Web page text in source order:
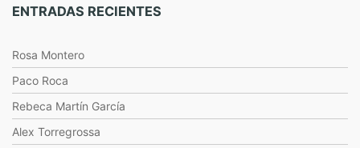
ENTRADAS RECIENTES
Rosa Montero
Paco Roca
Rebeca Martín García
Alex Torregrossa